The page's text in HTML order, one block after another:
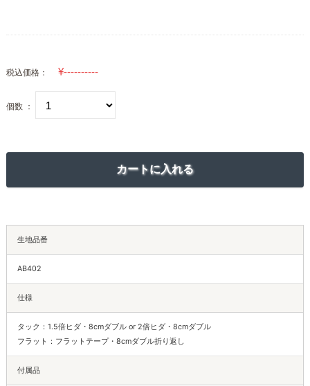
税込価格：
個数 ：
生地品番
AB402
仕様
タック：1.5倍ヒダ・8cmダブル or 2倍ヒダ・8cmダブル
フラット：フラットテープ・8cmダブル折り返し
付属品